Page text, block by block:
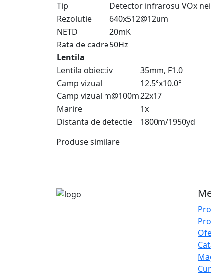
Tip
Detector infrarosu VOx
Rezolutie
640x512@12um
NETD
20mK
Rata de cadre50Hz
Lentila
Lentila obiectiv
35mm, F1.0
Camp vizual
12.5°x10.0°
Camp vizual m@100m22x17
Marire
1x
Distanta de detectie
1800m/1950yd
Produse similare